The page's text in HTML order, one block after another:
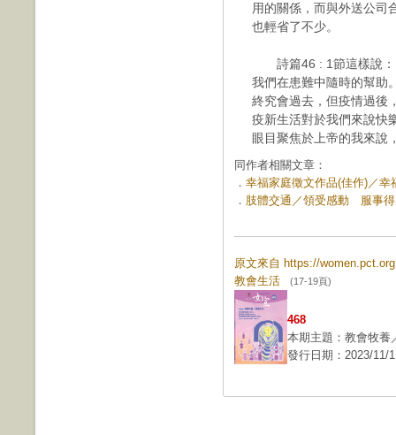
用的關係，而與外送公司
也輕省了不少。
詩篇46 : 1節這樣說：
我們在患難中隨時的幫助
終究會過去，但疫情過後
疫新生活對於我們來說快
眼目聚焦於上帝的我來說
同作者相關文章：
． 幸福家庭徵文作品(佳作)／
． 肢體交通／領受感動 服事
原文來自 https://
教會生活 (17-19頁)
468
本期主題：教會牧養
發行日期：2023/11/1